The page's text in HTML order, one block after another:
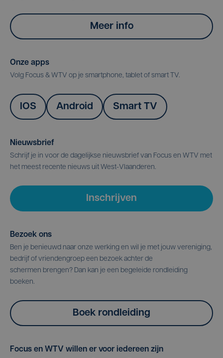
Meer info
Onze apps
Volg Focus & WTV op je smartphone, tablet of smart TV.
IOS Android Smart TV
Nieuwsbrief
Schrijf je in voor de dagelijkse nieuwsbrief van Focus en WTV met
het meest recente nieuws uit West-Vlaanderen.
Inschrijven
Bezoek ons
Ben je benieuwd naar onze werking en wil je met jouw vereniging,
bedrijf of vriendengroep een bezoek achter de
schermen brengen? Dan kan je een begeleide rondleiding
boeken.
Boek rondleiding
Focus en WTV willen er voor iedereen zijn